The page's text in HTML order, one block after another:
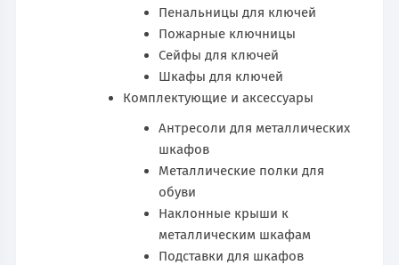
Пенальницы для ключей
Пожарные ключницы
Сейфы для ключей
Шкафы для ключей
Комплектующие и аксессуары
Антресоли для металлических
шкафов
Металлические полки для
обуви
Наклонные крыши к
металлическим шкафам
Подставки для шкафов